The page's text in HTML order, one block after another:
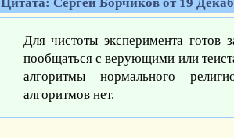
Для чистоты эксперимента готов
пообщаться с верующими или
алгоритмы нормального
алгоритмов нет.